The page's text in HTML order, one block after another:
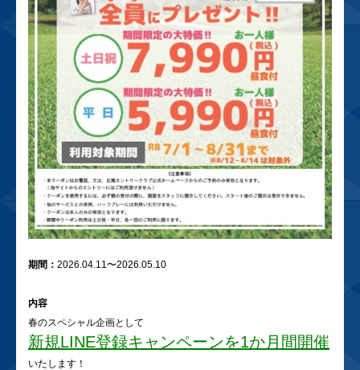
期間： 2026.04.11〜2026.05.10
内容
春のスペシャル企画として
新規LINE登録キャンペーンを1か月間開催
いたします！